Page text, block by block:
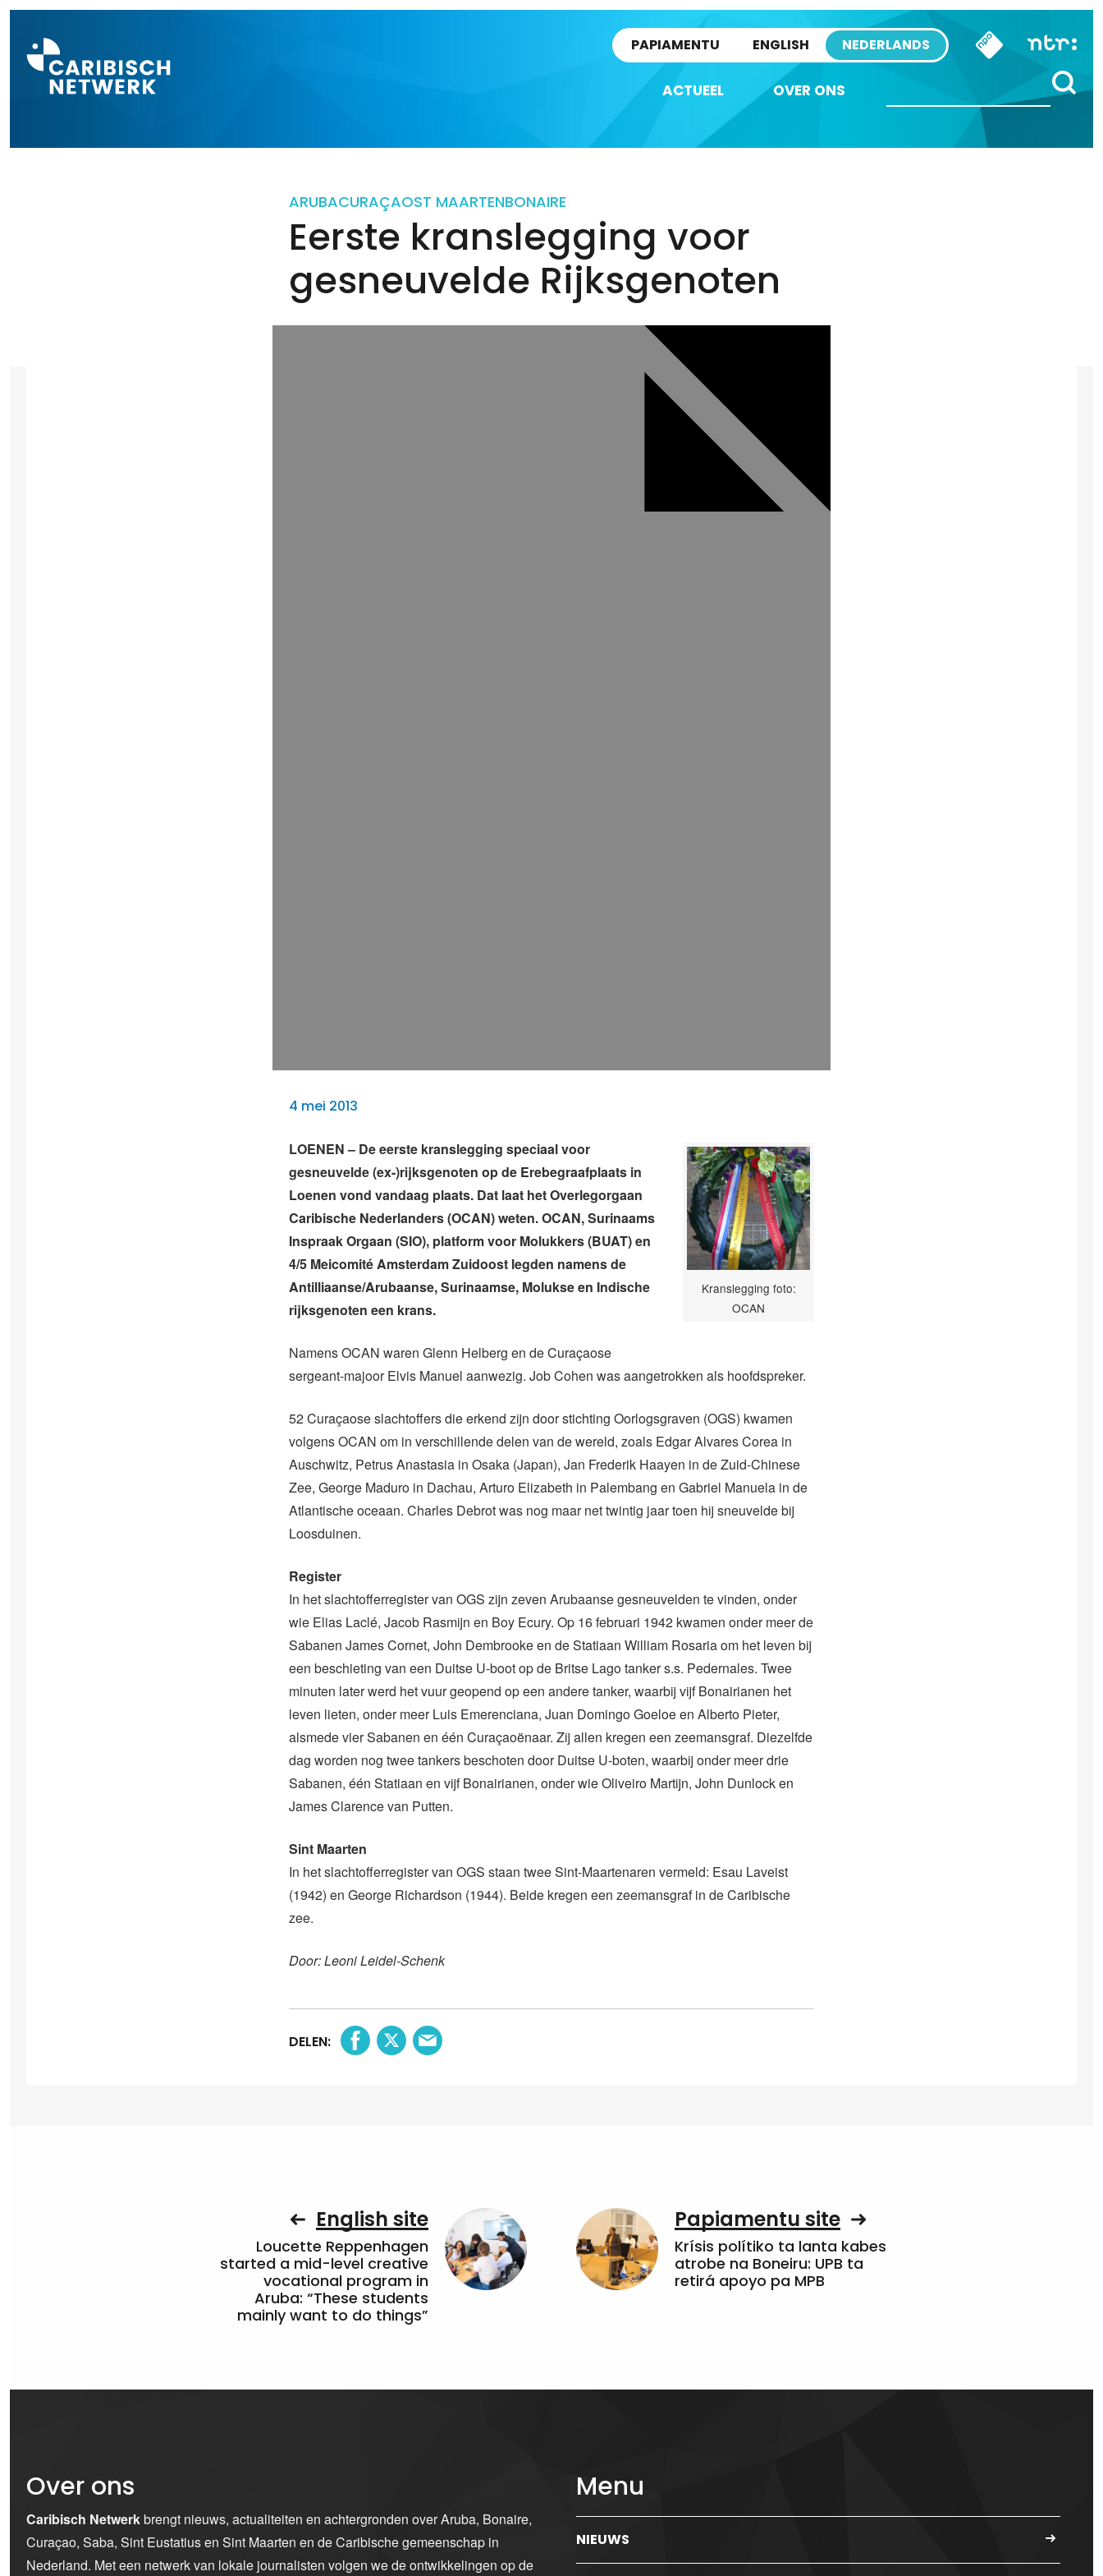
PAPIAMENTU ENGLISH NEDERLANDS
ACTUEEL OVER ONS
ARUBACURAÇAOST MAARTENBONAIRE
Eerste kranslegging voor
gesneuvelde Rijksgenoten
4 mei 2013
Kranslegging foto:
OCAN
LOENEN – De eerste kranslegging speciaal voor
gesneuvelde (ex-)rijksgenoten op de Erebegraafplaats in
Loenen vond vandaag plaats. Dat laat het Overlegorgaan
Caribische Nederlanders (OCAN) weten. OCAN, Surinaams
Inspraak Orgaan (SIO), platform voor Molukkers (BUAT) en
4/5 Meicomité Amsterdam Zuidoost legden namens de
Antilliaanse/Arubaanse, Surinaamse, Molukse en Indische
rijksgenoten een krans.
Namens OCAN waren Glenn Helberg en de Curaçaose
sergeant-majoor Elvis Manuel aanwezig. Job Cohen was aangetrokken als hoofdspreker.
52 Curaçaose slachtoffers die erkend zijn door stichting Oorlogsgraven (OGS) kwamen
volgens OCAN om in verschillende delen van de wereld, zoals Edgar Alvares Corea in
Auschwitz, Petrus Anastasia in Osaka (Japan), Jan Frederik Haayen in de Zuid-Chinese
Zee, George Maduro in Dachau, Arturo Elizabeth in Palembang en Gabriel Manuela in de
Atlantische oceaan. Charles Debrot was nog maar net twintig jaar toen hij sneuvelde bij
Loosduinen.
Register
In het slachtofferregister van OGS zijn zeven Arubaanse gesneuvelden te vinden, onder
wie Elias Laclé, Jacob Rasmijn en Boy Ecury. Op 16 februari 1942 kwamen onder meer de
Sabanen James Cornet, John Dembrooke en de Statiaan William Rosaria om het leven bij
een beschieting van een Duitse U-boot op de Britse Lago tanker s.s. Pedernales. Twee
minuten later werd het vuur geopend op een andere tanker, waarbij vijf Bonairianen het
leven lieten, onder meer Luis Emerenciana, Juan Domingo Goeloe en Alberto Pieter,
alsmede vier Sabanen en één Curaçaoënaar. Zij allen kregen een zeemansgraf. Diezelfde
dag worden nog twee tankers beschoten door Duitse U-boten, waarbij onder meer drie
Sabanen, één Statiaan en vijf Bonairianen, onder wie Oliveiro Martijn, John Dunlock en
James Clarence van Putten.
Sint Maarten
In het slachtofferregister van OGS staan twee Sint-Maartenaren vermeld: Esau Laveist
(1942) en George Richardson (1944). Beide kregen een zeemansgraf in de Caribische
zee.
Door: Leoni Leidel-Schenk
DELEN:
English site
Loucette Reppenhagen
started a mid-level creative
vocational program in
Aruba: “These students
mainly want to do things”
Papiamentu site
Krísis polítiko ta lanta kabes
atrobe na Boneiru: UPB ta
retirá apoyo pa MPB
Over ons
Caribisch Netwerkbrengt nieuws, actualiteiten en achtergronden over Aruba, Bonaire,
Curaçao, Saba, Sint Eustatius en Sint Maarten en de Caribische gemeenschap in
Nederland. Met een netwerk van lokale journalisten volgen we de ontwikkelingen op de
Menu
NIEUWS